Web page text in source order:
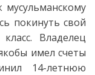
покинуть свой
Владелец
имел счеты
14-летнюю